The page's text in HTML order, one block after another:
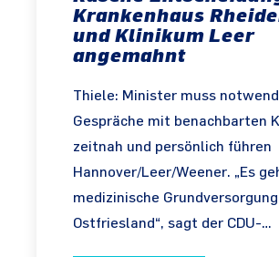
Krankenhaus
und Klinikum Leer
angemahnt
Thiele: Minister muss
Gespräche mit benachbarten
zeitnah und persönlich führen
Hannover/Leer/Weener. „Es
medizinische
Ostfriesland“, sagt der CDU-…